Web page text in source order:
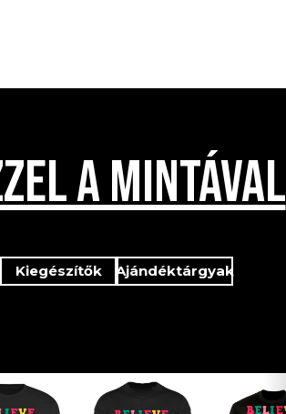
A MINTÁVAL
Kiegészítők Ajándéktárgyak